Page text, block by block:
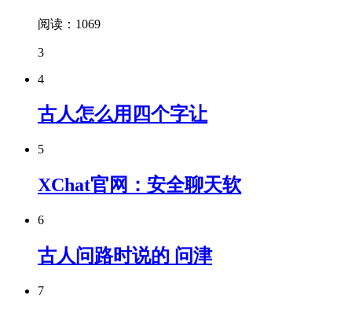
阅读：1069
3
4
古人怎么用四个字让
5
XChat官网：安全聊天软
6
古人问路时说的 问津
7